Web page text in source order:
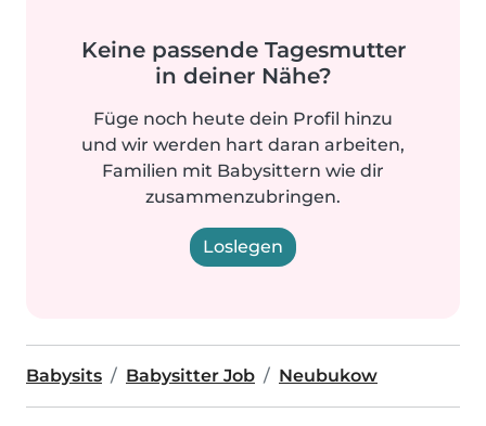
Keine passende Tagesmutter
in deiner Nähe?
Füge noch heute dein Profil hinzu
und wir werden hart daran arbeiten,
Familien mit Babysittern wie dir
zusammenzubringen.
Loslegen
Babysits Babysitter Job Neubukow